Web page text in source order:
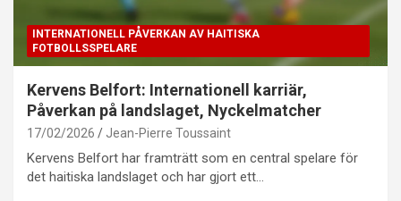
INTERNATIONELL PÅVERKAN AV HAITISKA
FOTBOLLSSPELARE
Kervens Belfort: Internationell karriär,
Påverkan på landslaget, Nyckelmatcher
17/02/2026 Jean-Pierre Toussaint
Kervens Belfort har framträtt som en central spelare för
det haitiska landslaget och har gjort ett…